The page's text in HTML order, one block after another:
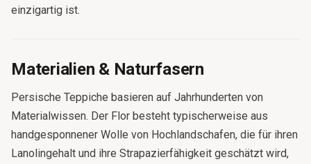
einzigartig ist.
Materialien & Naturfasern
Persische Teppiche basieren auf Jahrhunderten von
Materialwissen. Der Flor besteht typischerweise aus
handgesponnener Wolle von Hochlandschafen, die für ihren
Lanolingehalt und ihre Strapazierfähigkeit geschätzt wird,